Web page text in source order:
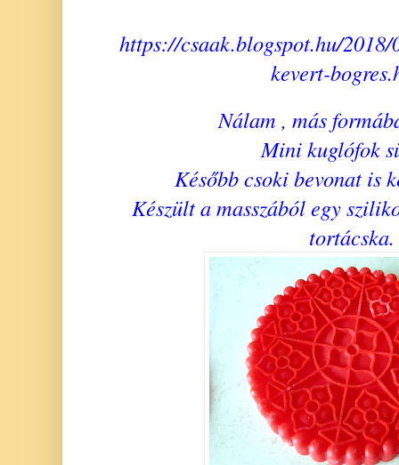
https://csaak.blogspot.hu/2018/
kevert-
Nálam , más
Mini kuglófok
Később csoki bevonat is
Készült a masszából egy
tortácska.